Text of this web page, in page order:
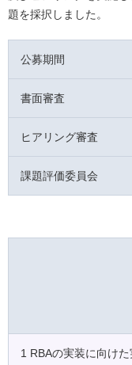
題を採択しました。
公募期間
書面審査
ヒアリング審査
課題評価委員会
1 RBAの実装に向け